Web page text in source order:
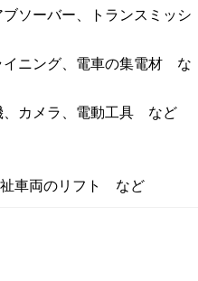
ソーバー、トランスミッシ
イニング、電車の集電材 な
、カメラ、電動工具 など
車両のリフト など